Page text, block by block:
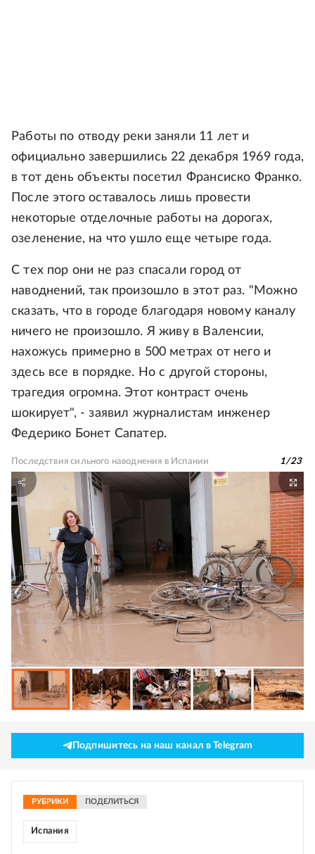
Работы по отводу реки заняли 11 лет и
официально завершились 22 декабря 1969 года,
в тот день объекты посетил Франсиско Франко.
После этого оставалось лишь провести
некоторые отделочные работы на дорогах,
озеленение, на что ушло еще четыре года.
С тех пор они не раз спасали город от
наводнений, так произошло в этот раз. "Можно
сказать, что в городе благодаря новому каналу
ничего не произошло. Я живу в Валенсии,
нахожусь примерно в 500 метрах от него и
здесь все в порядке. Но с другой стороны,
трагедия огромна. Этот контраст очень
шокирует", - заявил журналистам инженер
Федерико Бонет Сапатер.
Последствия сильного наводнения в Испании 1/23
Подпишитесь на наш канал в Telegram
РУБРИКИ ПОДЕЛИТЬСЯ
Испания